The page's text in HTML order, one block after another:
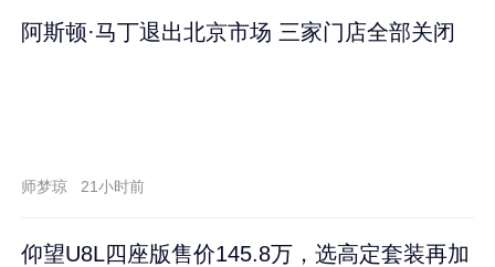
阿斯顿·马丁退出北京市场 三家门店全部关闭
师梦琼 21小时前
仰望U8L四座版售价145.8万，选高定套装再加